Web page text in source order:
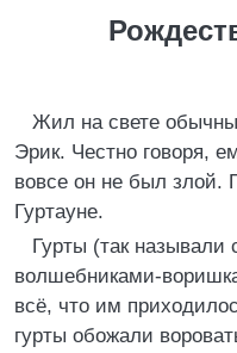
Жил на свете
Эрик. Честно говоря,
вовсе он не был злой.
Гуртауне.
Гурты (так называли
волшебниками-
всё, что им
гурты обожали